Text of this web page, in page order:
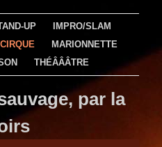
UP
IMPRO/SLAM
MARIONNETTE
THÉÂÂÂTRE
par la